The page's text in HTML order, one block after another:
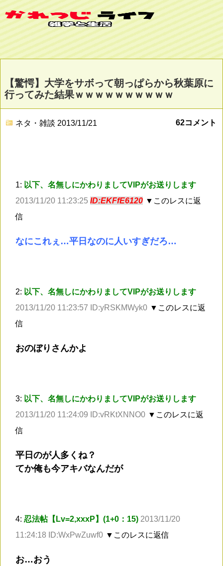
【驚愕】大学をサボって朝っぱらから秋葉原に
行ってみた結果ｗｗｗｗｗｗｗｗｗｗ
ネタ・雑談 2013/11/21 62コメント
1: 以下、名無しにかわりましてVIPがお送りします
2013/11/20 11:23:25 ID:EKFfE6120 ▼このレスに返
信
なにこれぇ…平日なのに人いすぎだろ…
2: 以下、名無しにかわりましてVIPがお送りします
2013/11/20 11:23:57 ID:yRSKMWyk0 ▼このレスに返
信
おのぼりさんかよ
3: 以下、名無しにかわりましてVIPがお送りします
2013/11/20 11:24:09 ID:vRKtXNNO0 ▼このレスに返
信
平日のが人多くね？
てか俺も今アキバなんだが
4: 忍法帖【Lv=2,xxxP】(1+0：15) 2013/11/20
11:24:18 ID:WxPwZuwf0 ▼このレスに返信
お…おう